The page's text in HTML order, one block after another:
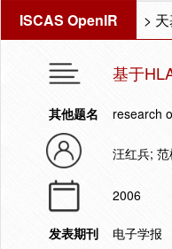
ISCAS OpenIR >
基于
其他题名 research
汪红兵;
2006
发表期刊
电子学报